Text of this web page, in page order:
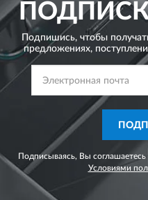
Подпишись, чтобы
предложениях,
Подписываясь, Вы соглашаетесь
Условиями